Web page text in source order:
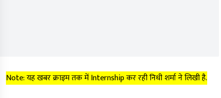
Note: यह खबर क्राइम तक में Internship कर रही निधी शर्मा ने लिखी है.